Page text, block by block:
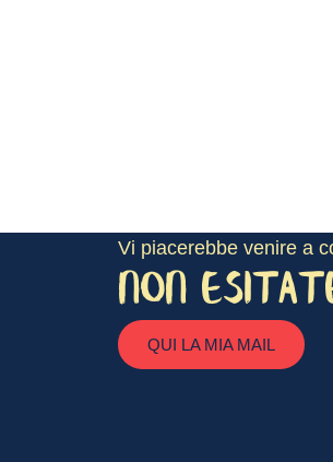
Vi piacerebbe venire a
NON
QUI LA MIA MAIL